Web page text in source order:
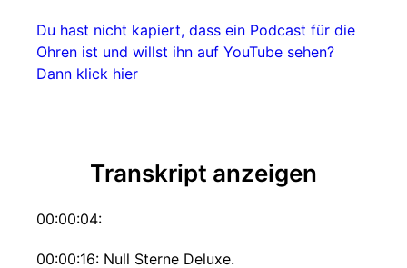
Du hast nicht kapiert, dass ein Podcast für die
Ohren ist und willst ihn auf YouTube sehen?
Dann klick hier
Transkript anzeigen
00:00:04:
00:00:16: Null Sterne Deluxe.